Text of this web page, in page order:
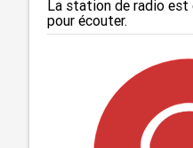
La station de radio est
pour écouter.